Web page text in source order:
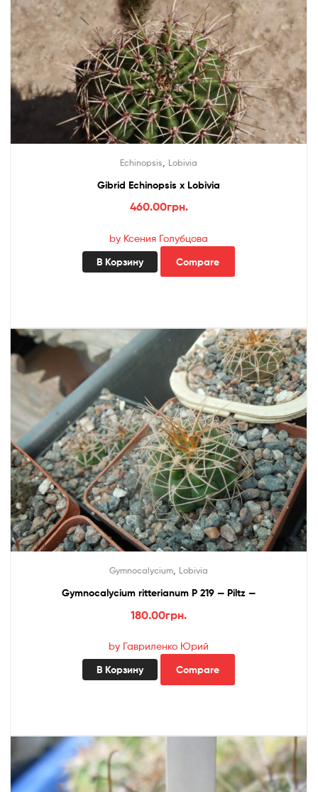
Echinopsis Lobivia
Gibrid Echinopsis x Lobivia
460.00грн.
by Ксения Голубцова
В Корзину Compare
Gymnocalycium Lobivia
Gymnocalycium ritterianum P 219 — Piltz —
180.00грн.
by Гавриленко Юрий
В Корзину Compare